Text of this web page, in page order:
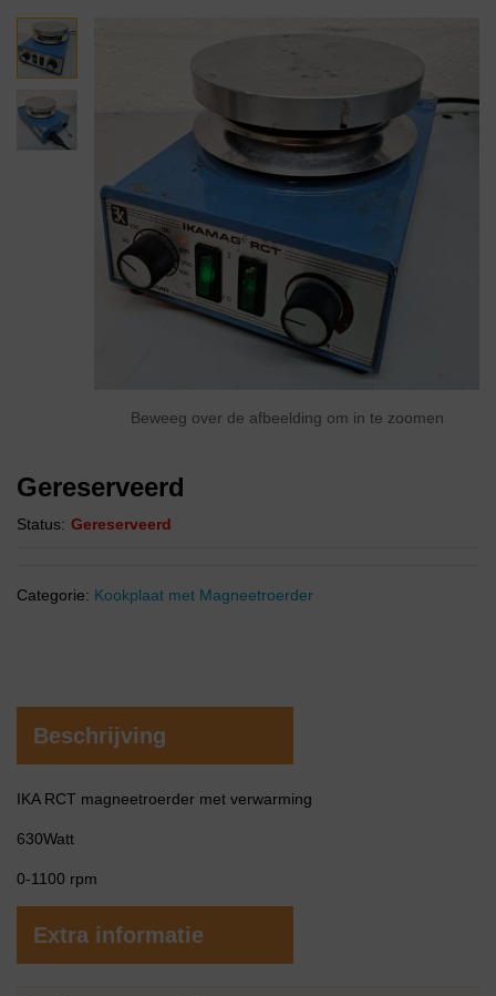
Beweeg over de afbeelding om in te zoomen
Gereserveerd
Status: Gereserveerd
Categorie: Kookplaat met Magneetroerder
Beschrijving
IKA RCT magneetroerder met verwarming
630Watt
0-1100 rpm
Extra informatie